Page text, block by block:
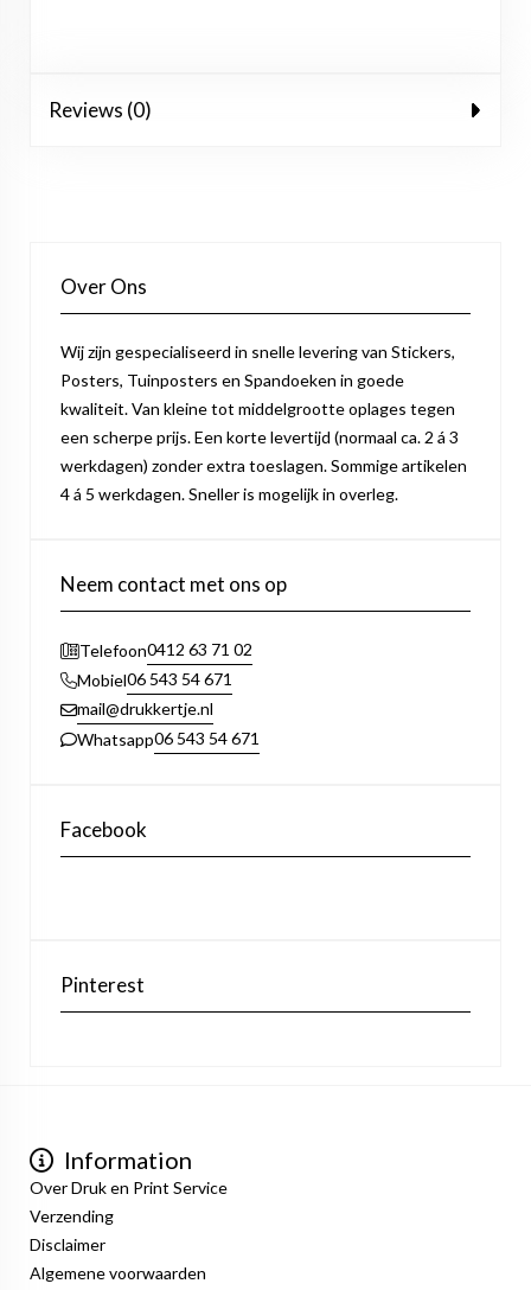
Reviews (0)
Over Ons
Wij zijn gespecialiseerd in snelle levering van Stickers,
Posters, Tuinposters en Spandoeken in goede
kwaliteit. Van kleine tot middelgrootte oplages tegen
een scherpe prijs. Een korte levertijd (normaal ca. 2 á 3
werkdagen) zonder extra toeslagen. Sommige artikelen
4 á 5 werkdagen. Sneller is mogelijk in overleg.
Neem contact met ons op
Telefoon0412 63 71 02
Mobiel06 543 54 671
mail@drukkertje.nl
Whatsapp06 543 54 671
Facebook
Pinterest
Information
Over Druk en Print Service
Verzending
Disclaimer
Algemene voorwaarden